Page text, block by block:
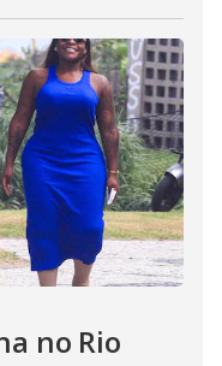
no Rio